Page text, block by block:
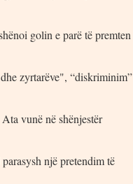
golin e parë të premten
zyrtarëve", “diskriminim”
vunë në shënjestër
një pretendim të